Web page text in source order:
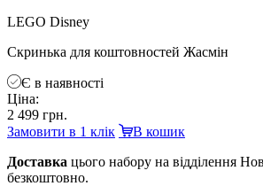
LEGO Disney
Скринька для коштовностей Жасмін
Є в наявності
Ціна:
2 499 грн.
Замовити в 1 клік
кошик
Доставка цього набору на відділення
езкоштовно.